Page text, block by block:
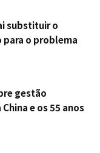
substituir o
o problema
gestão
e os 55 anos